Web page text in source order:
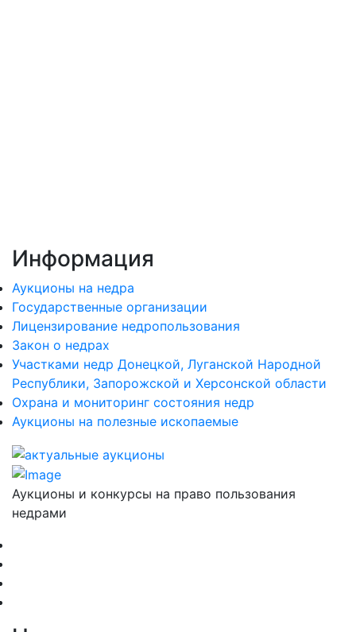
Информация
Аукционы на недра
Государственные организации
Лицензирование недропользования
Закон о недрах
Участками недр Донецкой, Луганской Народной
Республики, Запорожской и Херсонской области
Охрана и мониторинг состояния недр
Аукционы на полезные ископаемые
Аукционы и конкурсы на право пользования
недрами